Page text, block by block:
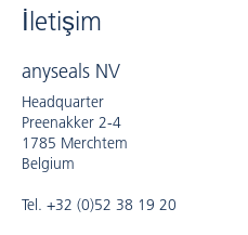
İletişim
anyseals NV
Headquarter
Preenakker 2-4
1785 Merchtem
Belgium
Tel. +32 (0)52 38 19 20